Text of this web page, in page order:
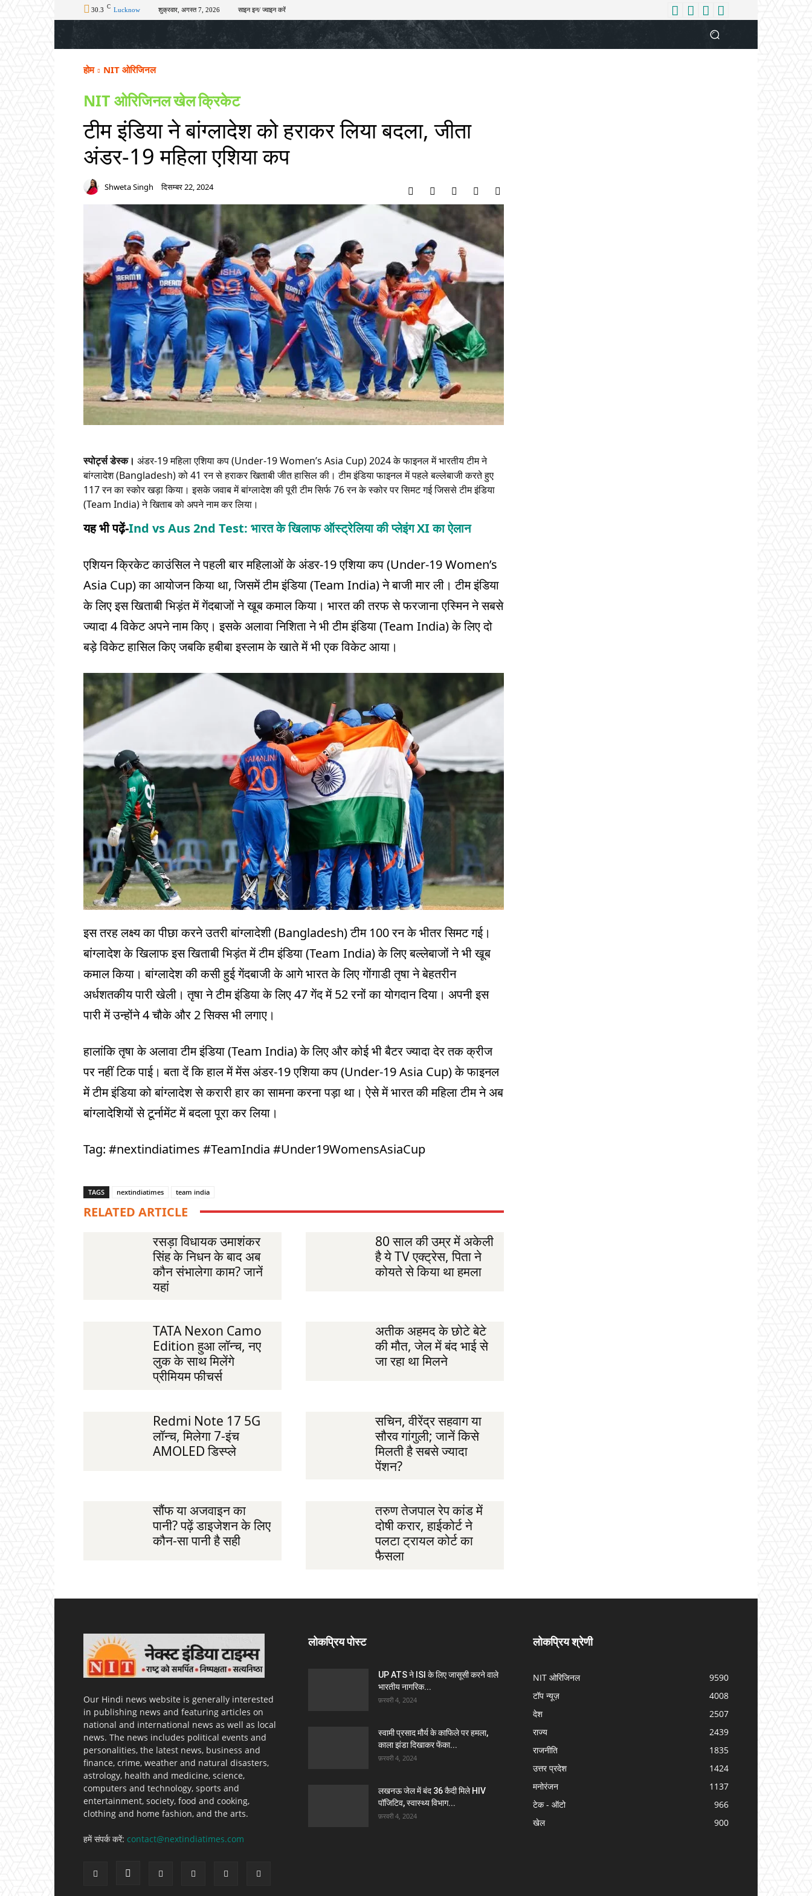
30.3 C Lucknow शुक्रवार, अगस्त 7, 2026 साइन इन/ ज्वाइन करें
अपराध चुनाव खेल टेक – ऑटो राज्य मनोरंजन लाइफस्टाइल बिजनेस आपकी आवाज
होम NIT ओरिजिनल
NIT ओरिजिनलखेलक्रिकेट
टीम इंडिया ने बांग्लादेश को हराकर लिया बदला, जीता
अंडर-19 महिला एशिया कप
Shweta Singh दिसम्बर 22, 2024
स्पोर्ट्स डेस्क। अंडर-19 महिला एशिया कप (Under-19 Women’s Asia Cup) 2024 के फाइनल में भारतीय टीम ने
बांग्लादेश (Bangladesh) को 41 रन से हराकर खिताबी जीत हासिल की। टीम इंडिया फाइनल में पहले बल्लेबाजी करते हुए
117 रन का स्कोर खड़ा किया। इसके जवाब में बांग्लादेश की पूरी टीम सिर्फ 76 रन के स्कोर पर सिमट गई जिससे टीम इंडिया
(Team India) ने खिताब को अपने नाम कर लिया।
यह भी पढ़ें-Ind vs Aus 2nd Test: भारत के खिलाफ ऑस्ट्रेलिया की प्लेइंग XI का ऐलान
एशियन क्रिकेट काउंसिल ने पहली बार महिलाओं के अंडर-19 एशिया कप (Under-19 Women’s
Asia Cup) का आयोजन किया था, जिसमें टीम इंडिया (Team India) ने बाजी मार ली। टीम इंडिया
के लिए इस खिताबी भिड़ंत में गेंदबाजों ने खूब कमाल किया। भारत की तरफ से फरजाना एस्मिन ने सबसे
ज्यादा 4 विकेट अपने नाम किए। इसके अलावा निशिता ने भी टीम इंडिया (Team India) के लिए दो
बड़े विकेट हासिल किए जबकि हबीबा इस्लाम के खाते में भी एक विकेट आया।
इस तरह लक्ष्य का पीछा करने उतरी बांग्लादेशी (Bangladesh) टीम 100 रन के भीतर सिमट गई।
बांग्लादेश के खिलाफ इस खिताबी भिड़ंत में टीम इंडिया (Team India) के लिए बल्लेबाजों ने भी खूब
कमाल किया। बांग्लादेश की कसी हुई गेंदबाजी के आगे भारत के लिए गोंगाडी तृषा ने बेहतरीन
अर्धशतकीय पारी खेली। तृषा ने टीम इंडिया के लिए 47 गेंद में 52 रनों का योगदान दिया। अपनी इस
पारी में उन्होंने 4 चौके और 2 सिक्स भी लगाए।
हालांकि तृषा के अलावा टीम इंडिया (Team India) के लिए और कोई भी बैटर ज्यादा देर तक क्रीज
पर नहीं टिक पाई। बता दें कि हाल में मेंस अंडर-19 एशिया कप (Under-19 Asia Cup) के फाइनल
में टीम इंडिया को बांग्लादेश से करारी हार का सामना करना पड़ा था। ऐसे में भारत की महिला टीम ने अब
बांग्लादेशियों से टूर्नामेंट में बदला पूरा कर लिया।
Tag: #nextindiatimes #TeamIndia #Under19WomensAsiaCup
TAGS nextindiatimes team india
RELATED ARTICLE
रसड़ा विधायक उमाशंकर
सिंह के निधन के बाद अब
कौन संभालेगा काम? जानें
यहां
80 साल की उम्र में अकेली
है ये TV एक्ट्रेस, पिता ने
कोयते से किया था हमला
TATA Nexon Camo
Edition हुआ लॉन्च, नए
लुक के साथ मिलेंगे
प्रीमियम फीचर्स
अतीक अहमद के छोटे बेटे
की मौत, जेल में बंद भाई से
जा रहा था मिलने
Redmi Note 17 5G
लॉन्च, मिलेगा 7-इंच
AMOLED डिस्प्ले
सचिन, वीरेंद्र सहवाग या
सौरव गांगुली; जानें किसे
मिलती है सबसे ज्यादा
पेंशन?
सौंफ या अजवाइन का
पानी? पढ़ें डाइजेशन के लिए
कौन-सा पानी है सही
तरुण तेजपाल रेप कांड में
दोषी करार, हाईकोर्ट ने
पलटा ट्रायल कोर्ट का
फैसला
Our Hindi news website is generally interested
in publishing news and featuring articles on
national and international news as well as local
news. The news includes political events and
personalities, the latest news, business and
finance, crime, weather and natural disasters,
astrology, health and medicine, science,
computers and technology, sports and
entertainment, society, food and cooking,
clothing and home fashion, and the arts.
हमें संपर्क करें: contact@nextindiatimes.com
लोकप्रिय पोस्ट
UP ATS ने ISI के लिए जासूसी करने वाले
भारतीय नागरिक...
फ़रवरी 4, 2024
स्वामी प्रसाद मौर्य के काफिले पर हमला,
काला झंडा दिखाकर फेंका...
फ़रवरी 4, 2024
लखनऊ जेल में बंद 36 कैदी मिले HIV
पॉजिटिव, स्वास्थ्य विभाग...
फ़रवरी 4, 2024
लोकप्रिय श्रेणी
NIT ओरिजिनल
9590
टॉप न्यूज़
4008
देश
2507
राज्य
2439
राजनीति
1835
उत्तर प्रदेश
1424
मनोरंजन
1137
टेक - ऑटो
966
खेल
900